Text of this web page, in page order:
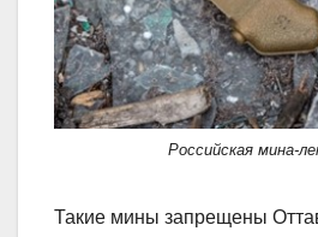
Российская мина-
Такие мины запрещены